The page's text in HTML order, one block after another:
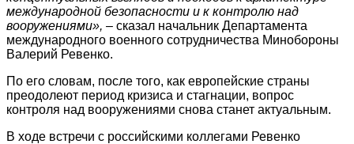
международной безопасности и к контролю над
вооружениями», – сказал начальник Департамента
международного военного сотрудничества Минобороны
Валерий Ревенко.
По его словам, после того, как европейские страны
преодолеют период кризиса и стагнации, вопрос
контроля над вооружениями снова станет актуальным.
В ходе встречи с российскими коллегами Ревенко